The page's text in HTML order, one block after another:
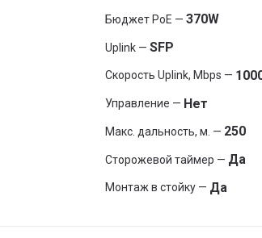
Бюджет PoE — 370W
Uplink — SFP
Скорость Uplink, Mbps —
Управление — Нет
Макс. дальность, м. — 250
Сторожевой таймер — Да
Монтаж в стойку — Да